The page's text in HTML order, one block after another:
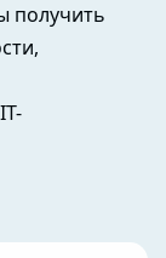
получить